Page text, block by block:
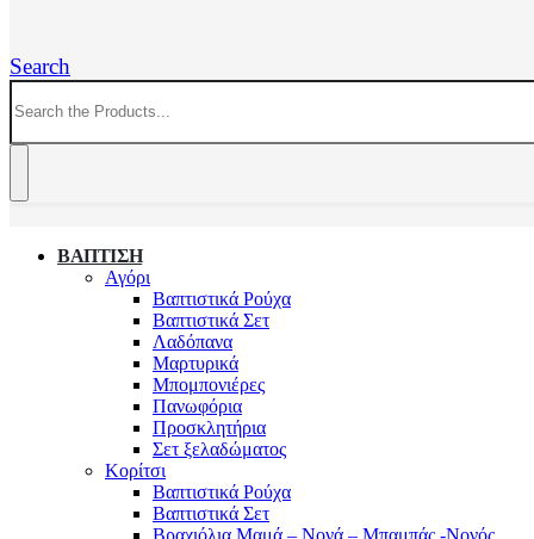
Search
ΒΑΠΤΙΣΗ
Αγόρι
Βαπτιστικά Ρούχα
Βαπτιστικά Σετ
Λαδόπανα
Μαρτυρικά
Μπομπονιέρες
Πανωφόρια
Προσκλητήρια
Σετ ξελαδώματος
Κορίτσι
Βαπτιστικά Ρούχα
Βαπτιστικά Σετ
Βραχιόλια Μαμά – Νονά – Μπαμπάς -Νονός